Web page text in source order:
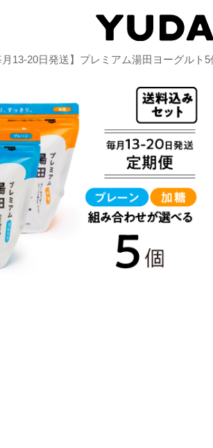
13-20日発送】プレミアム湯田ヨーグルト5